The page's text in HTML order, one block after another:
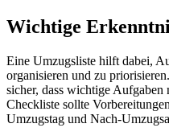
Wichtige
Eine Umzugsliste hilft dabei,
organisieren und zu
sicher, dass wichtige Aufgaben
Checkliste sollte
Umzugstag und Nach-